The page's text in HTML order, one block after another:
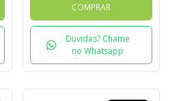
COMPRAR
Duvidas? Chame
no Whatsapp